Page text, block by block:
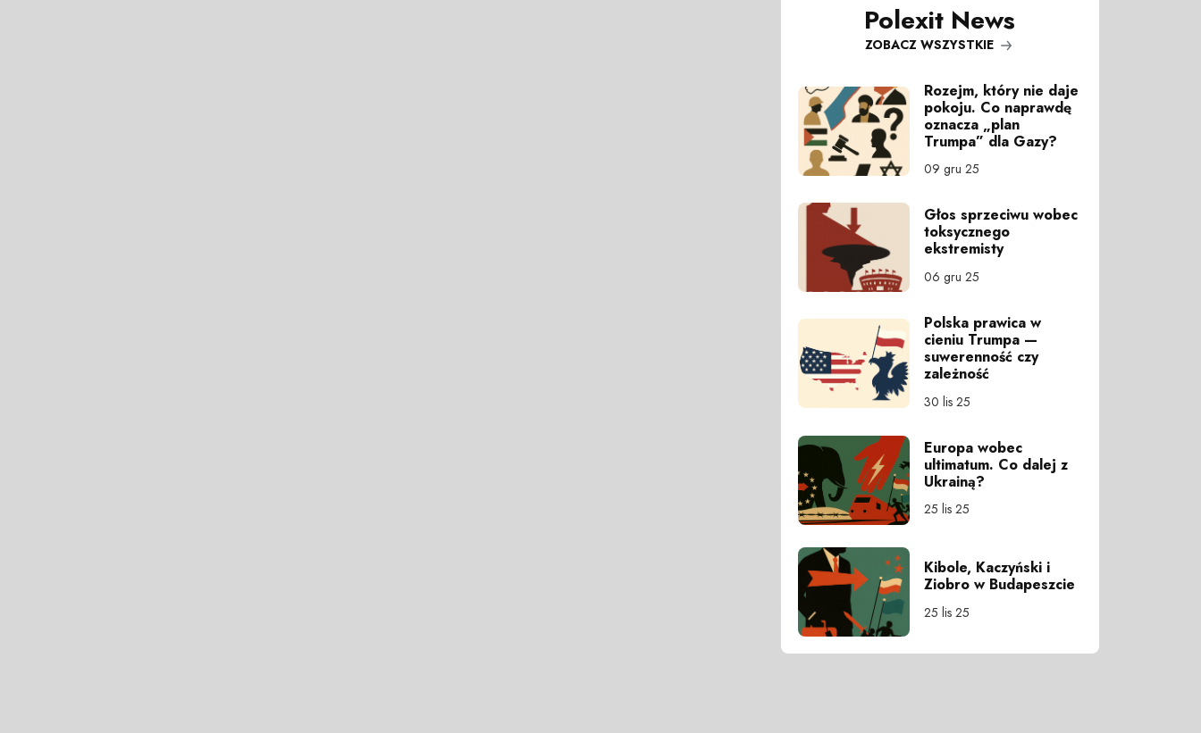
Polexit News
ZOBACZ WSZYSTKIE
Rozejm, który nie daje
pokoju. Co naprawdę
oznacza „plan
Trumpa” dla Gazy?
09 gru 25
Głos sprzeciwu wobec
toksycznego
ekstremisty
06 gru 25
Polska prawica w
cieniu Trumpa —
suwerenność czy
zależność
30 lis 25
Europa wobec
ultimatum. Co dalej z
Ukrainą?
25 lis 25
Kibole, Kaczyński i
Ziobro w Budapeszcie
25 lis 25